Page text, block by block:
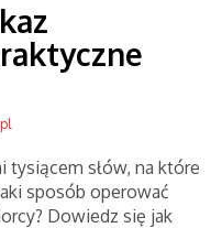
tysiącem słów, na które
sposób operować
Dowiedz się jak